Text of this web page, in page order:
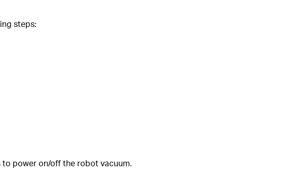
steps:
to power on/off the robot vacuum.